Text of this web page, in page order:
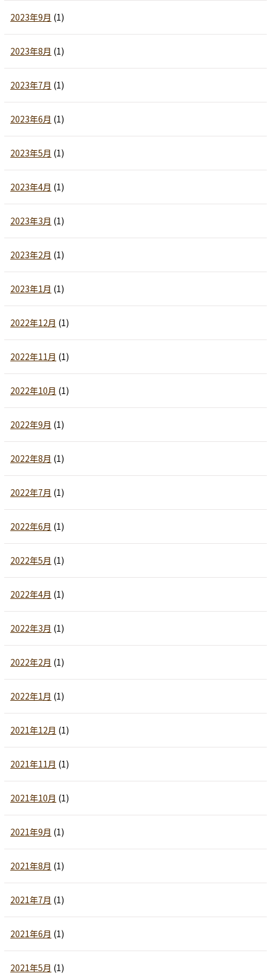
2023年9月 (1)
2023年8月 (1)
2023年7月 (1)
2023年6月 (1)
2023年5月 (1)
2023年4月 (1)
2023年3月 (1)
2023年2月 (1)
2023年1月 (1)
2022年12月 (1)
2022年11月 (1)
2022年10月 (1)
2022年9月 (1)
2022年8月 (1)
2022年7月 (1)
2022年6月 (1)
2022年5月 (1)
2022年4月 (1)
2022年3月 (1)
2022年2月 (1)
2022年1月 (1)
2021年12月 (1)
2021年11月 (1)
2021年10月 (1)
2021年9月 (1)
2021年8月 (1)
2021年7月 (1)
2021年6月 (1)
2021年5月 (1)